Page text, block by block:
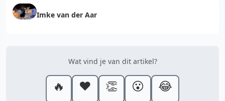
Imke van der Aar
Wat vind je van dit artikel?
🔥 ❤️ 👏 😮 😂